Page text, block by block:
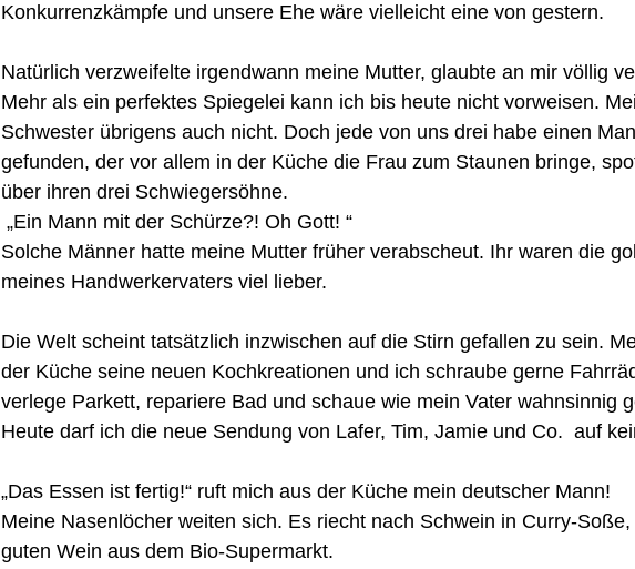
Konkurrenzkämpfe und unsere Ehe wäre vielleicht eine von gestern.
Natürlich verzweifelte irgendwann meine Mutter, glaubte an mir völlig
Mehr als ein perfektes Spiegelei kann ich bis heute nicht vorweisen.
Schwester übrigens auch nicht. Doch jede von uns drei habe einen
gefunden, der vor allem in der Küche die Frau zum Staunen bringe,
über ihren drei Schwiegersöhne.
„Ein Mann mit der Schürze?! Oh Gott! “
Solche Männer hatte meine Mutter früher verabscheut. Ihr waren die
meines Handwerkervaters viel lieber.
Die Welt scheint tatsätzlich inzwischen auf die Stirn gefallen zu sein.
der Küche seine neuen Kochkreationen und ich schraube gerne
verlege Parkett, repariere Bad und schaue wie mein Vater wahnsinnig
Heute darf ich die neue Sendung von Lafer, Tim, Jamie und Co.  auf
„Das Essen ist fertig!“ ruft mich aus der Küche mein deutscher Mann!
Meine Nasenlöcher weiten sich. Es riecht nach Schwein in Curry-
guten Wein aus dem Bio-Supermarkt.